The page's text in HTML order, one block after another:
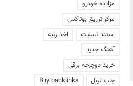
ماجرای پیوند سه‌جانبه
عربستان، پاکستان و ترکیه
چیست؟ | ویدئو
مزایده خودرو
مرکز تزریق بوتاکس
استند تسلیت
اخذ رتبه
آهنگ جدید
خرید دوچرخه برقی
چاپ لیبل
Buy backlinks